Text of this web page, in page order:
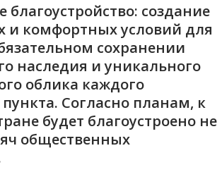
создание
и комфортных условий для
сохранении
наследия и уникального
облика каждого
Согласно планам, к
будет благоустроено не
общественных